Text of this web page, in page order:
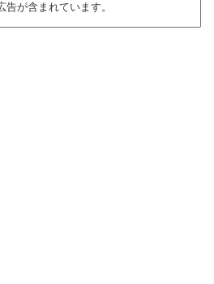
告が含まれています。